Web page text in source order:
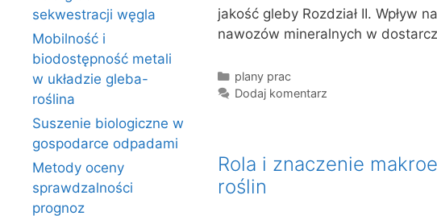
jakość gleby Rozdział II. Wpływ
nawozów mineralnych w
Kategorie
plany prac
Dodaj komentarz
Rola i znaczenie
roślin
sekwestracji węgla
Mobilność i
biodostępność metali
w układzie gleba-
roślina
Suszenie biologiczne w
gospodarce odpadami
Metody oceny
sprawdzalności
prognoz